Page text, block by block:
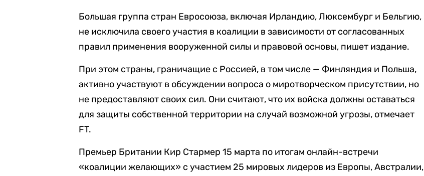
Большая группа стран Евросоюза, включая Ирландию, Люксембург и Бельгию,
не исключила своего участия в коалиции в зависимости от согласованных
правил применения вооруженной силы и правовой основы, пишет издание.
При этом страны, граничащие с Россией, в том числе — Финляндия и Польша,
активно участвуют в обсуждении вопроса о миротворческом присутствии, но
не предоставляют своих сил. Они считают, что их войска должны оставаться
для защиты собственной территории на случай возможной угрозы, отмечает
FT.
Премьер Британии Кир Стармер 15 марта по итогам онлайн-встречи
«коалиции желающих» с участием 25 мировых лидеров из Европы, Австралии,